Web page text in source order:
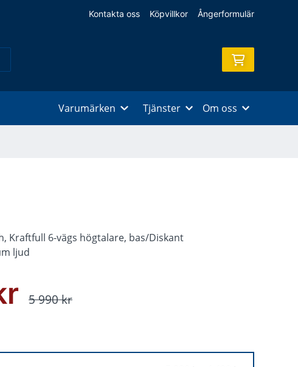
Kontakta oss Köpvillkor Ångerformulär
Varumärken Tjänster Om oss
Kraftfull 6-vägs högtalare, bas/Diskant
ljud
5 990 kr